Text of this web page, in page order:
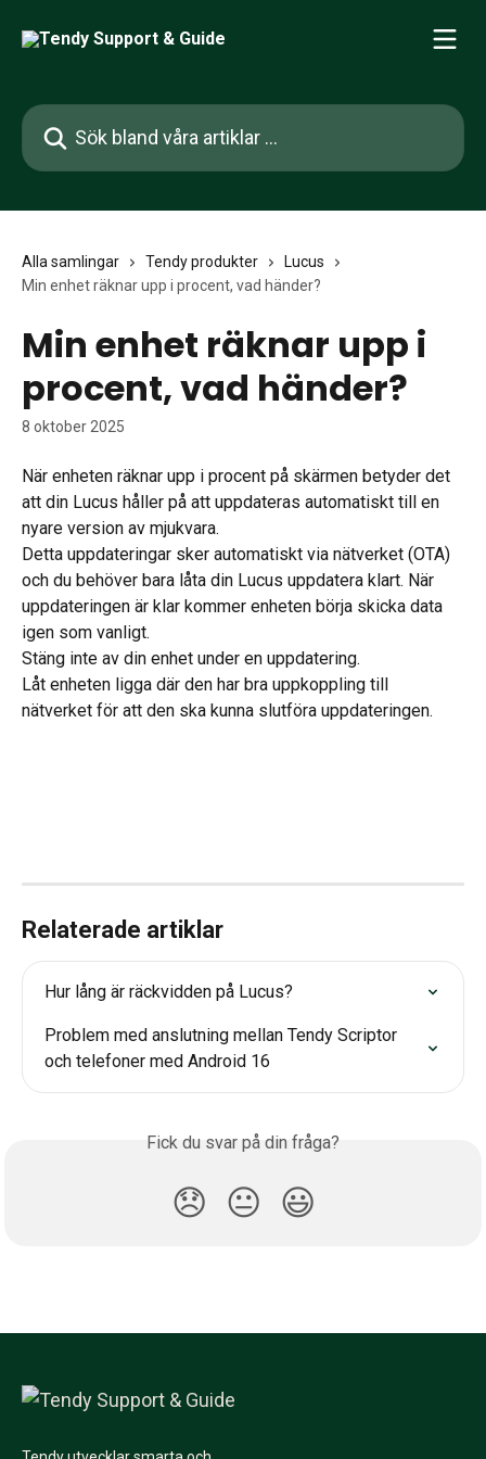
Sök bland våra artiklar …
Alla samlingar Tendy produkter
Lucus
Min enhet räknar upp i procent, vad händer?
Min enhet räknar upp i
procent, vad händer?
8 oktober 2025
När enheten räknar upp i procent på skärmen betyder det
att din Lucus håller på att uppdateras automatiskt till en
nyare version av mjukvara.
Detta uppdateringar sker automatiskt via nätverket (OTA)
och du behöver bara låta din Lucus uppdatera klart. När
uppdateringen är klar kommer enheten börja skicka data
igen som vanligt.
Stäng inte av din enhet under en uppdatering.
Låt enheten ligga där den har bra uppkoppling till
nätverket för att den ska kunna slutföra uppdateringen.
Relaterade artiklar
Hur lång är räckvidden på Lucus?
Problem med anslutning mellan Tendy Scriptor
och telefoner med Android 16
Fick du svar på din fråga?
😞 😐 😃